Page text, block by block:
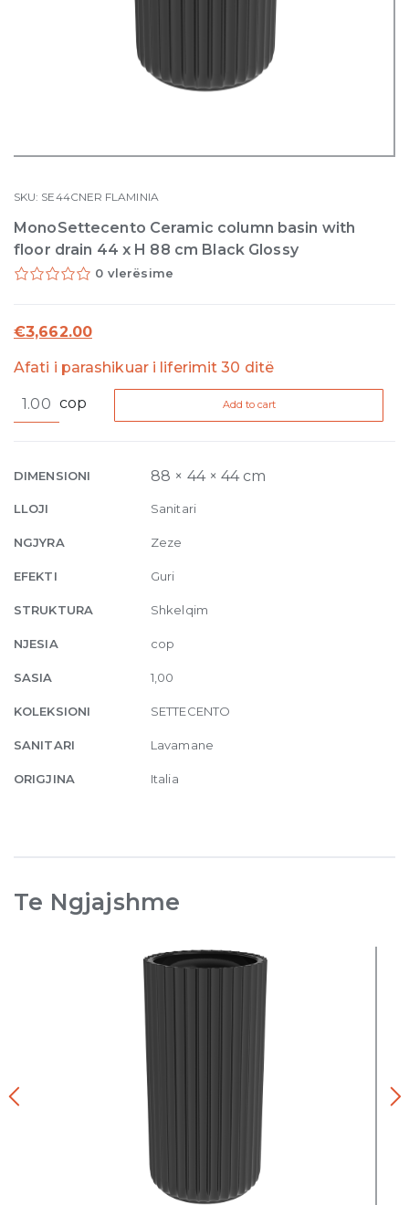
SKU: SE44CNER FLAMINIA
MonoSettecento Ceramic column basin with
floor drain 44 x H 88 cm Black Glossy
0 vlerësime
€3,662.00
Afati i parashikuar i liferimit 30 ditë
MonoSettecento
Ceramic
with
drain
44
H
88
Black
Glossy
cop Add to cart
DIMENSIONI 88 × 44 × 44 cm
LLOJI Sanitari
NGJYRA Zeze
EFEKTI Guri
STRUKTURA Shkelqim
NJESIA cop
SASIA 1,00
KOLEKSIONI SETTECENTO
SANITARI Lavamane
ORIGJINA Italia
Te Ngjajshme